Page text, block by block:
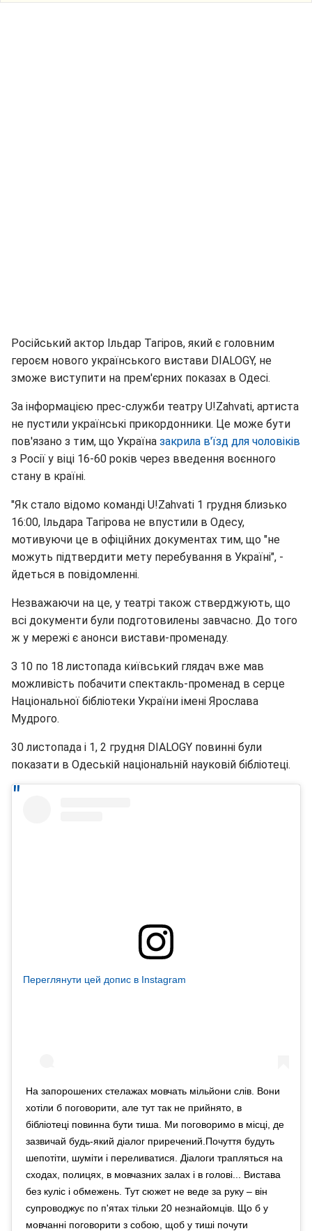
Російський актор Ільдар Тагіров, який є головним
героєм нового українського вистави DIALOGY, не
зможе виступити на прем'єрних показах в Одесі.
За інформацією прес-служби театру U!Zahvati, артиста
не пустили українські прикордонники. Це може бути
пов'язано з тим, що Україна закрила в'їзд для чоловіків
з Росії у віці 16-60 років через введення воєнного
стану в країні.
"Як стало відомо команді U!Zahvati 1 грудня близько
16:00, Ільдара Тагірова не впустили в Одесу,
мотивуючи це в офіційних документах тим, що "не
можуть підтвердити мету перебування в Україні", -
йдеться в повідомленні.
Незважаючи на це, у театрі також стверджують, що
всі документи були подготовилены завчасно. До того
ж у мережі є анонси вистави-променаду.
З 10 по 18 листопада київський глядач вже мав
можливість побачити спектакль-променад в серце
Національної бібліотеки України імені Ярослава
Мудрого.
30 листопада і 1, 2 грудня DIALOGY повинні були
показати в Одеській національній науковій бібліотеці.
Переглянути цей допис в Instagram
На запорошених стелажах мовчать мільйони слів. Вони
хотіли б поговорити, але тут так не прийнято, в
бібліотеці повинна бути тиша. Ми поговоримо в місці, де
зазвичай будь-який діалог приречений.Почуття будуть
шепотіти, шуміти і переливатися. Діалоги трапляться на
сходах, полицях, в мовчазних залах і в голові... Вистава
без куліс і обмежень. Тут сюжет не веде за руку – він
супроводжує по п'ятах тільки 20 незнайомців. Що б у
мовчанні поговорити з собою, щоб у тиші почути